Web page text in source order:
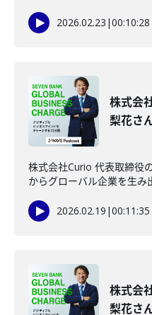
2026.02.23 |00:10:28
株式会
梨花さ
株式会社Curio 代表取締役
からグローバル企業を生み
2026.02.19 |00:11:35
株式会
梨花さ